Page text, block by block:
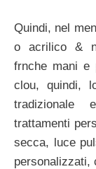
Quindi, nel
o acrilico &
frnche mani e
clou, quindi,
tradizionale
trattamenti
secca, luce
personalizzati,